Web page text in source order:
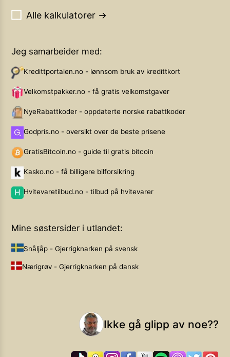
Alle kalkulatorer →
Jeg samarbeider med:
Kredittportalen.no - lønnsom bruk av kredittkort
Velkomstpakker.no - få gratis velkomstgaver
NyeRabattkoder - oppdaterte norske rabattkoder
Godpris.no - oversikt over de beste prisene
GratisBitcoin.no - guide til gratis bitcoin
Kasko.no - få billigere bilforsikring
Hvitevaretilbud.no - tilbud på hvitevarer
Mine søstersider i utlandet:
Snåljåp - Gjerrigknarken på svensk
Nærigrøv - Gjerrigknarken på dansk
Ikke gå glipp av noe??